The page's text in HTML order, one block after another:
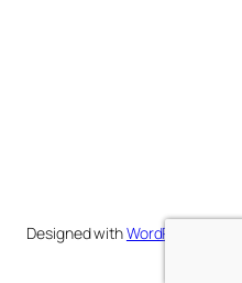
Designed withWordPress